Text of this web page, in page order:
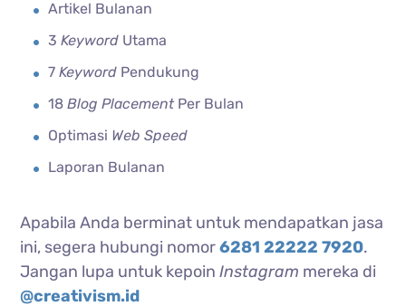
Artikel Bulanan
3Keyword Utama
7Keyword Pendukung
18Blog PlacementPer Bulan
Optimasi Web Speed
Laporan Bulanan
Apabila Anda berminat untuk mendapatkan jasa
ini, segera hubungi nomor6281 22222 7920.
Jangan lupa untuk kepoinInstagram mereka di
@creativism.id